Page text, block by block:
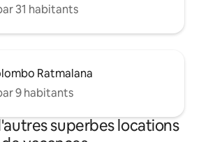
31 habitants
Ratmalana
9 habitants
superbes locations